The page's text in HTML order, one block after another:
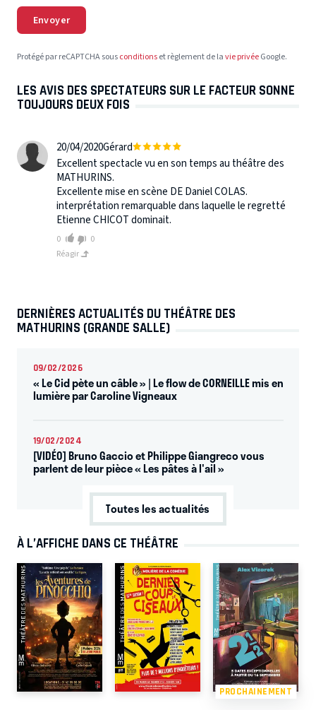
Envoyer
Protégé par reCAPTCHA sousconditionset règlement de lavie privéeGoogle.
LES AVIS DES SPECTATEURS SUR LE FACTEUR SONNE
TOUJOURS DEUX FOIS
20/04/2020Gérard
Excellent spectacle vu en son temps au théâtre des
MATHURINS.
Excellente mise en scène DE Daniel COLAS.
interprétation remarquable dans laquelle le regretté
Etienne CHICOT dominait.
0
0
Réagir
DERNIÈRES ACTUALITÉS DU THÉÂTRE DES
MATHURINS (GRANDE SALLE)
09/02/2026
« Le Cid pète un câble » | Le flow de CORNEILLE mis en
lumière par Caroline Vigneaux
19/02/2024
[VIDÉO] Bruno Gaccio et Philippe Giangreco vous
parlent de leur pièce « Les pâtes à l'ail »
Toutes les actualités
À L’AFFICHE DANS CE THÉÂTRE
PROCHAINEMENT